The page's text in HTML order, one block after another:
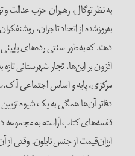
به نظر توگال، رهبران حزب
به‌روزشده از اتحاد تاجران،
دهند که به‌طور سنتی رده‌های
افزون بر این‌ها، تجار شهرستانی
دفاتر آن‌ها همگی به یک شیوه
قفسه‌های کتاب آراسته به مجموعه
ارزان‌قیمت از جنس نایلون. وقتی